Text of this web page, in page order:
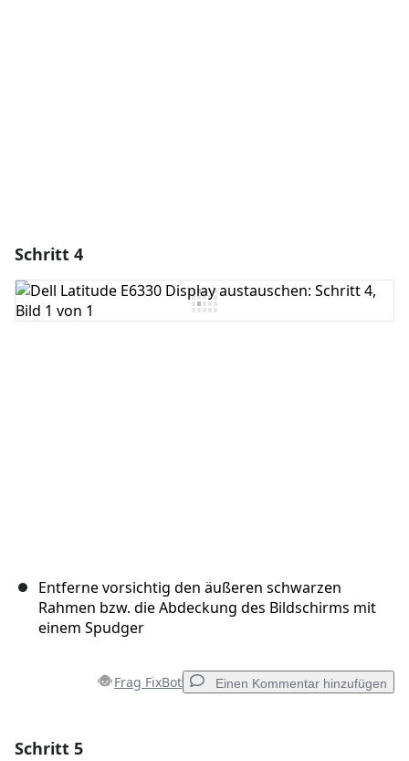
Schritt 4
Entferne vorsichtig den äußeren schwarzen
Rahmen bzw. die Abdeckung des Bildschirms mit
einem Spudger
Frag FixBot Einen Kommentar hinzufügen
Schritt 5